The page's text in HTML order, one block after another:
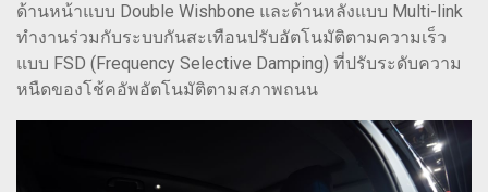
ด้านหน้าแบบ Double Wishbone และด้านหลังแบบ Multi-link
ทำงานร่วมกับระบบกันสะเทือนปรับอัตโนมัติตามความเร็ว
แบบ FSD (Frequency Selective Damping) ที่ปรับระดับความ
หนืดของโช้คอัพอัตโนมัติตามสภาพถนน